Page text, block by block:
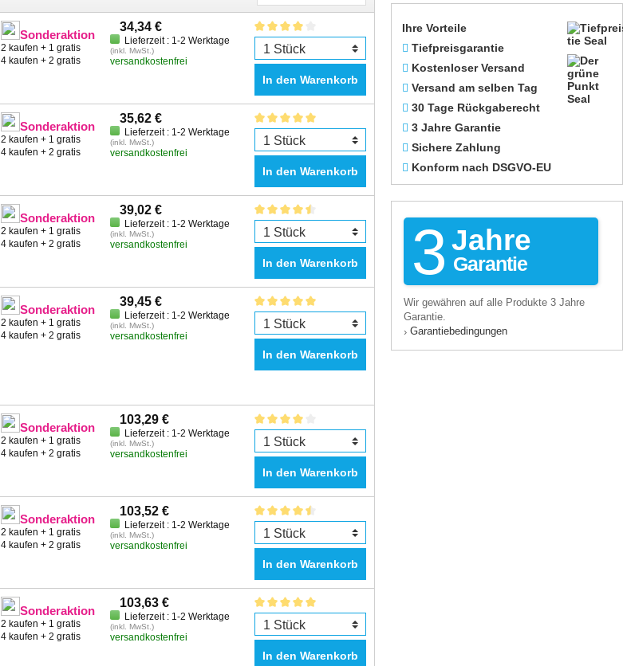
Sonderaktion
2 kaufen + 1 gratis
4 kaufen + 2 gratis
34,34 €
Lieferzeit : 1-2 Werktage
(inkl. MwSt.)
versandkostenfrei
In den Warenkorb
Sonderaktion
2 kaufen + 1 gratis
4 kaufen + 2 gratis
35,62 €
Lieferzeit : 1-2 Werktage
(inkl. MwSt.)
versandkostenfrei
In den Warenkorb
Sonderaktion
2 kaufen + 1 gratis
4 kaufen + 2 gratis
39,02 €
Lieferzeit : 1-2 Werktage
(inkl. MwSt.)
versandkostenfrei
In den Warenkorb
Sonderaktion
2 kaufen + 1 gratis
4 kaufen + 2 gratis
39,45 €
Lieferzeit : 1-2 Werktage
(inkl. MwSt.)
versandkostenfrei
In den Warenkorb
Sonderaktion
2 kaufen + 1 gratis
4 kaufen + 2 gratis
103,29 €
Lieferzeit : 1-2 Werktage
(inkl. MwSt.)
versandkostenfrei
In den Warenkorb
Sonderaktion
2 kaufen + 1 gratis
4 kaufen + 2 gratis
103,52 €
Lieferzeit : 1-2 Werktage
(inkl. MwSt.)
versandkostenfrei
In den Warenkorb
Sonderaktion
2 kaufen + 1 gratis
4 kaufen + 2 gratis
103,63 €
Lieferzeit : 1-2 Werktage
(inkl. MwSt.)
versandkostenfrei
In den Warenkorb
Ihre Vorteile
Tiefpreisgarantie
Kostenloser Versand
Versand am selben Tag
30 Tage Rückgaberecht
3 Jahre Garantie
Sichere Zahlung
Konform nach DSGVO-EU
3 Jahre
Garantie
Wir gewähren auf alle Produkte 3 Jahre
Garantie.
› Garantiebedingungen